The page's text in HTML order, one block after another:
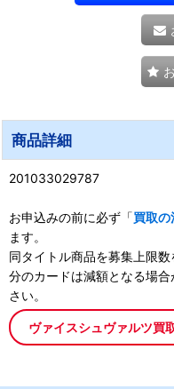
商品詳細
201033029787
お申込みの前に必ず「買取の
ます。
同タイトル商品を募集上限
分のカードは減額となる場
さい。
ヴァイスシュヴァルツ買